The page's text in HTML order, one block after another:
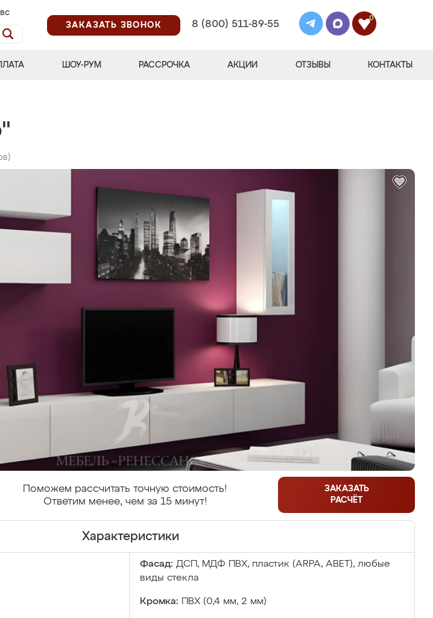
ЗАКАЗАТЬ ЗВОНОК
8 (800) 511-89-55
0
ШОУ-РУМ РАССРОЧКА АКЦИИ ОТЗЫВЫ КОНТАКТЫ
Поможем рассчитать точную стоимость!
Ответим менее, чем за 15 минут!
ЗАКАЗАТЬ
РАСЧЁТ
Характеристики
Фасад: ДСП, МДФ ПВХ, пластик (ARPA, ABET), любые
виды стекла
Кромка: ПВХ (0,4 мм, 2 мм)